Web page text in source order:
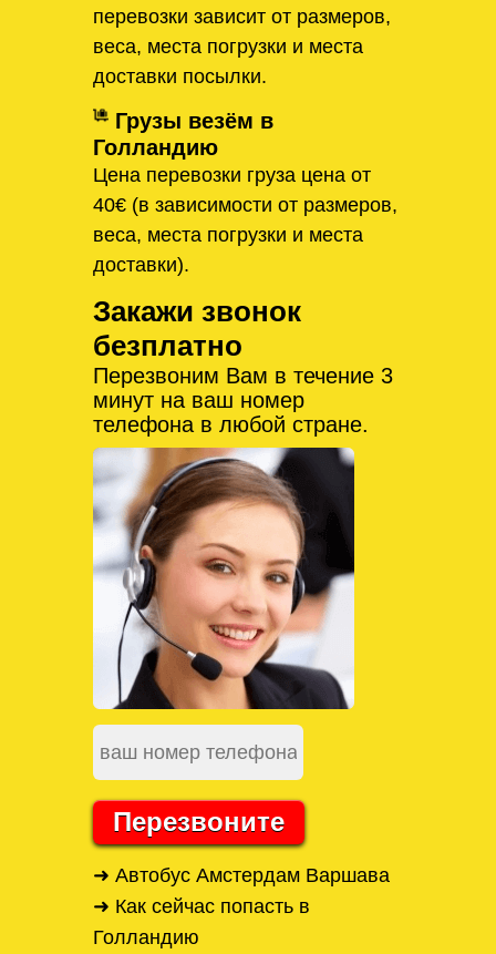
перевозки зависит от размеров,
веса, места погрузки и места
доставки посылки.
Грузы везём в
Голландию
Цена перевозки груза цена от
40€ (в зависимости от размеров,
веса, места погрузки и места
доставки).
Закажи звонок
безплатно
Перезвоним Вам в течение 3
минут на ваш номер
телефона в любой стране.
Перезвоните
➜ Автобус Амстердам Варшава
➜ Как сейчас попасть в
Голландию